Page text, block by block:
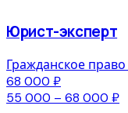
Юрист-эксперт
Гражданское право
68 000 ₽
55 000 – 68 000 ₽